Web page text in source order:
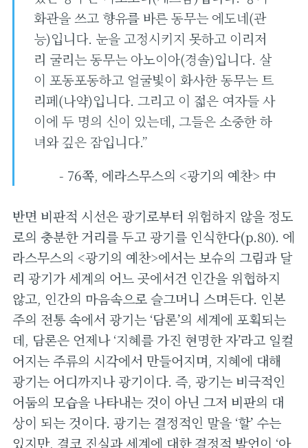
화관을 쓰고 향유를 바른 동무는 에도네(관
능)입니다. 눈을 고정시키지 못하고 이리저
리 굴리는 동무는 아노이아(경솔)입니다. 살
이 포동포동하고 얼굴빛이 화사한 동무는 트
리페(나약)입니다. 그리고 이 젋은 여자들 사
이에 두 명의 신이 있는데, 그들은 소중한 하
녀와 깊은 잠입니다.”
- 76쪽, 에라스무스의 <광기의 예찬> 中
반면 비판적 시선은 광기로부터 위험하지 않을 정도
로의 충분한 거리를 두고 광기를 인식한다(p.80). 에
라스무스의 <광기의 예찬>에서는 보슈의 그림과 달
리 광기가 세계의 어느 곳에서건 인간을 위협하지
않고, 인간의 마음속으로 슬그머니 스며든다. 인본
주의 전통 속에서 광기는 ‘담론’의 세계에 포획되는
데, 담론은 언제나 ‘지혜를 가진 현명한 자’라고 일컬
어지는 주류의 시각에서 만들어지며, 지혜에 대해
광기는 어디까지나 광기이다. 즉, 광기는 비극적인
어둠의 모습을 나타내는 것이 아닌 그저 비판의 대
상이 되는 것이다. 광기는 결정적인 말을 ‘할’ 수는
있지만, 결코 진실과 세계에 대한 결정적 발언이 ‘아